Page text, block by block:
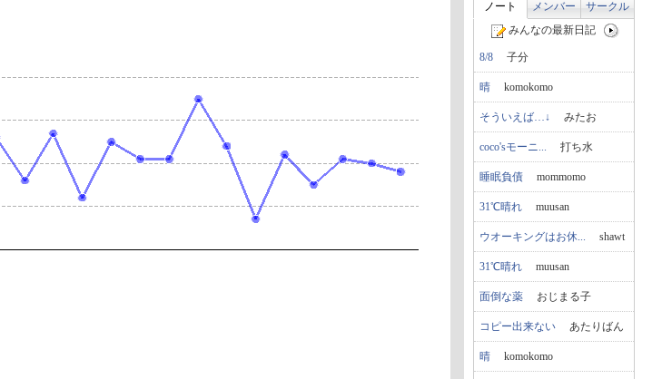
ノート
メンバー
サークル
みんなの最新日記
8/8 子分
晴 komokomo
そういえば…↓ みたお
coco'sモーニ... 打ち水
睡眠負債 mommomo
31℃晴れ muusan
ウオーキングはお休... shawt
31℃晴れ muusan
面倒な薬 おじまる子
コピー出来ない あたりばん
晴 komokomo